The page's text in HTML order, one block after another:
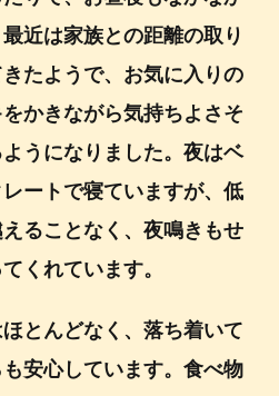
近は家族との距離の取り
たようで、お気に入りの
かきながら気持ちよさそ
うになりました。夜はベ
ートで寝ていますが、低
ることなく、夜鳴きもせ
くれています。
とんどなく、落ち着いて
安心しています。食べ物